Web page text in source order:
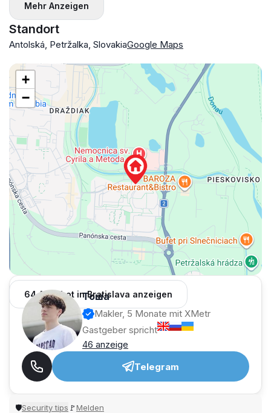
Mehr Anzeigen
Standort
Antolská, Petržalka, SlovakiaGoogle Maps
+
−
64 Angebot in Bratislava anzeigen
Тоша
Makler, 5 Monate mit XMetr
Gastgeber spricht
46 anzeige
Telegram
🛡Security tips 🚩Melden